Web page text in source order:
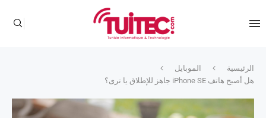
الرئيسية
الموبايل
هل أصبح هاتف iPhone SE جاهز للإطلاق يا ترى؟